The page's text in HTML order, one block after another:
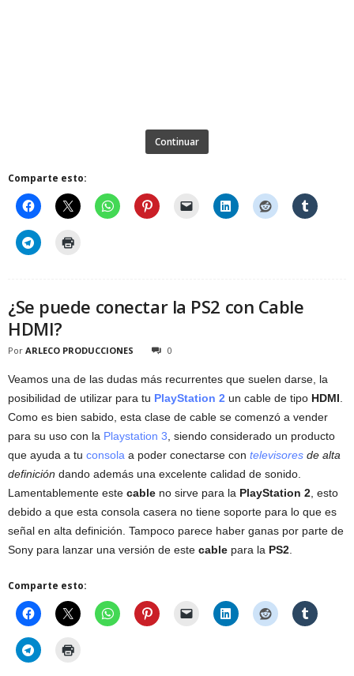
Continuar
Comparte esto:
¿Se puede conectar la PS2 con Cable
HDMI?
Por ARLECO PRODUCCIONES 0
Veamos una de las dudas más recurrentes que suelen darse, la
posibilidad de utilizar para tu PlayStation 2 un cable de tipo HDMI.
Como es bien sabido, esta clase de cable se comenzó a vender
para su uso con la Playstation 3, siendo considerado un producto
que ayuda a tu consola a poder conectarse con televisores de alta
definición dando además una excelente calidad de sonido.
Lamentablemente este cable no sirve para la PlayStation 2, esto
debido a que esta consola casera no tiene soporte para lo que es
señal en alta definición. Tampoco parece haber ganas por parte de
Sony para lanzar una versión de este cable para la PS2.
Comparte esto: